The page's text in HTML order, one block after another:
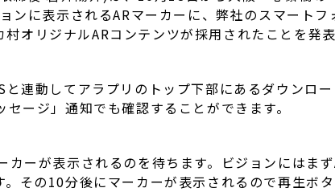
に表示されるARマーカーに、弊社のスマートフ
オリジナルARコンテンツが採用されたことを発表
連動してアラプリのトップ下部にあるダウンロ
ージ」通知でも確認することができます。
カーが表示されるのを待ちます。ビジョンにはま
その10分後にマーカーが表示されるので再生ボ